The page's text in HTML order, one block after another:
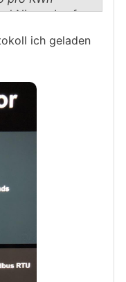
Nissan Leaf
den
Es soll
ich geladen